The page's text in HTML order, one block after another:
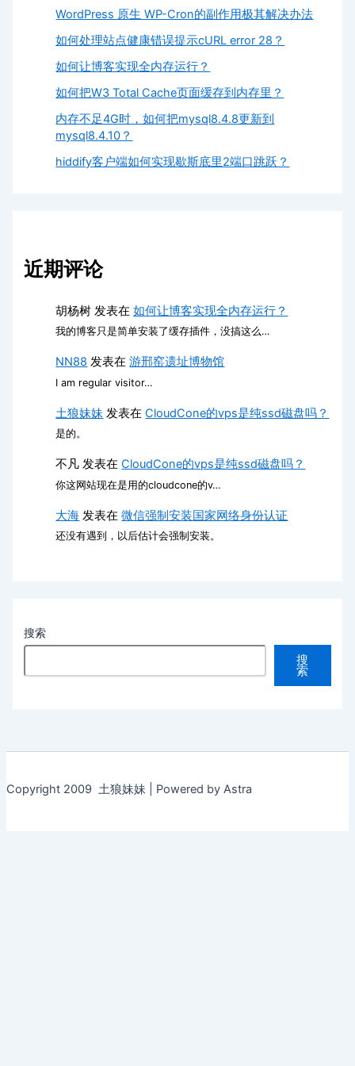
WordPress 原生 WP-Cron的副作用极其解决办法
如何处理站点健康错误提示cURL error 28？
如何让博客实现全内存运行？
如何把W3 Total Cache页面缓存到内存里？
内存不足4G时，如何把mysql8.4.8更新到
mysql8.4.10？
hiddify客户端如何实现歇斯底里2端口跳跃？
近期评论
胡杨树 发表在如何让博客实现全内存运行？
我的博客只是简单安装了缓存插件，没搞这么…
NN88 发表在游邢窑遗址博物馆
I am regular visitor…
土狼妹妹 发表在CloudCone的vps是纯ssd磁盘吗？
是的。
不凡 发表在CloudCone的vps是纯ssd磁盘吗？
你这网站现在是用的cloudcone的v…
大海 发表在微信强制安装国家网络身份认证
还没有遇到，以后估计会强制安装。
搜索
搜
索
Copyright 2009 土狼妹妹 | Powered by Astra